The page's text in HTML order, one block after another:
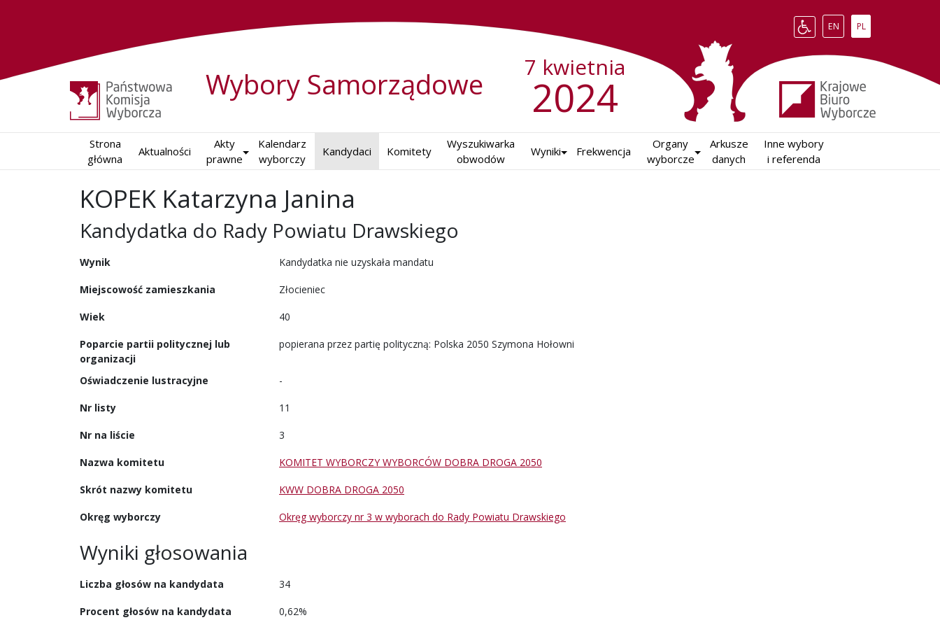
Change language to English
EN Zmień język na
PL
Wybory Samorządowe 2024
7 kwietnia
Strona
główna
Aktualności
Akty
prawne
Kalendarz
wyborczy
Kandydaci Komitety
Wyszukiwarka
obwodów
Wyniki Frekwencja
Organy
wyborcze
Arkusze
danych
Inne wybory
i referenda
KOPEK Katarzyna Janina
Kandydatka do Rady Powiatu Drawskiego
w wyborach samorządowych w 2024 r.
Wynik Kandydatka nie uzyskała mandatu
Miejscowość zamieszkania Złocieniec
Wiek 40
Poparcie partii politycznej lub
organizacji
popierana przez partię polityczną: Polska 2050 Szymona Hołowni
Oświadczenie lustracyjne -
Nr listy 11
Nr na liście 3
Nazwa komitetu KOMITET WYBORCZY WYBORCÓW DOBRA DROGA 2050
Skrót nazwy komitetu KWW DOBRA DROGA 2050
Okręg wyborczy Okręg wyborczy nr 3 w wyborach do Rady Powiatu Drawskiego
Wyniki głosowania
Liczba głosów na kandydata 34
Procent głosów na kandydata 0,62%